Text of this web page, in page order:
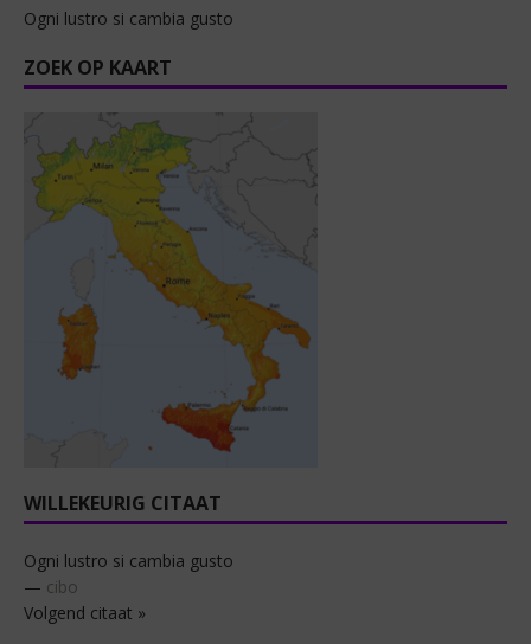
Ogni lustro si cambia gusto
ZOEK OP KAART
WILLEKEURIG CITAAT
Ogni lustro si cambia gusto
— cibo
Volgend citaat »